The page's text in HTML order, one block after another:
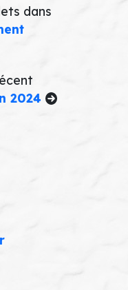
dans
2024